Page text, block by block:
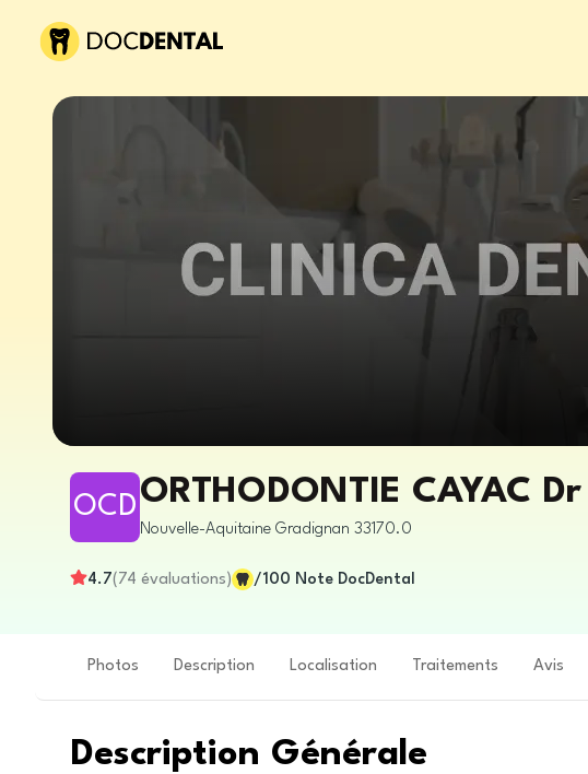
OCDORTHODONTIE CAYAC
Nouvelle-Aquitaine Gradignan 33170.0
4.7( 74 évaluations) /100 Note DocDental
Photos Description Localisation Traitements Avis
Description Générale